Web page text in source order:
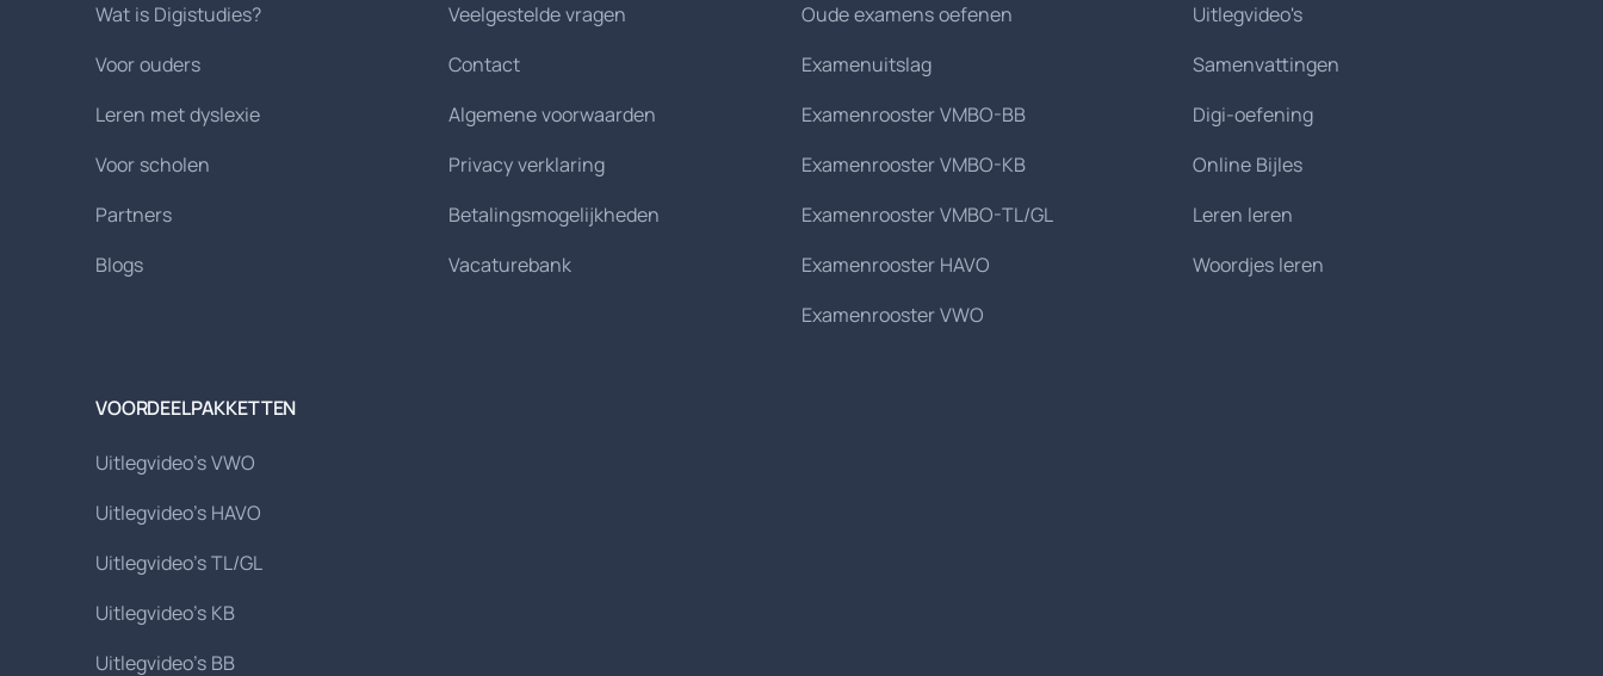
Wat is Digistudies?
Voor ouders
Leren met dyslexie
Voor scholen
Partners
Blogs
Veelgestelde vragen
Contact
Algemene voorwaarden
Privacy verklaring
Betalingsmogelijkheden
Vacaturebank
Oude examens oefenen
Examenuitslag
Examenrooster VMBO-BB
Examenrooster VMBO-KB
Examenrooster VMBO-TL/GL
Examenrooster HAVO
Examenrooster VWO
Uitlegvideo's
Samenvattingen
Digi-oefening
Online Bijles
Leren leren
Woordjes leren
VOORDEELPAKKETTEN
Uitlegvideo's VWO
Uitlegvideo's HAVO
Uitlegvideo's TL/GL
Uitlegvideo's KB
Uitlegvideo's BB